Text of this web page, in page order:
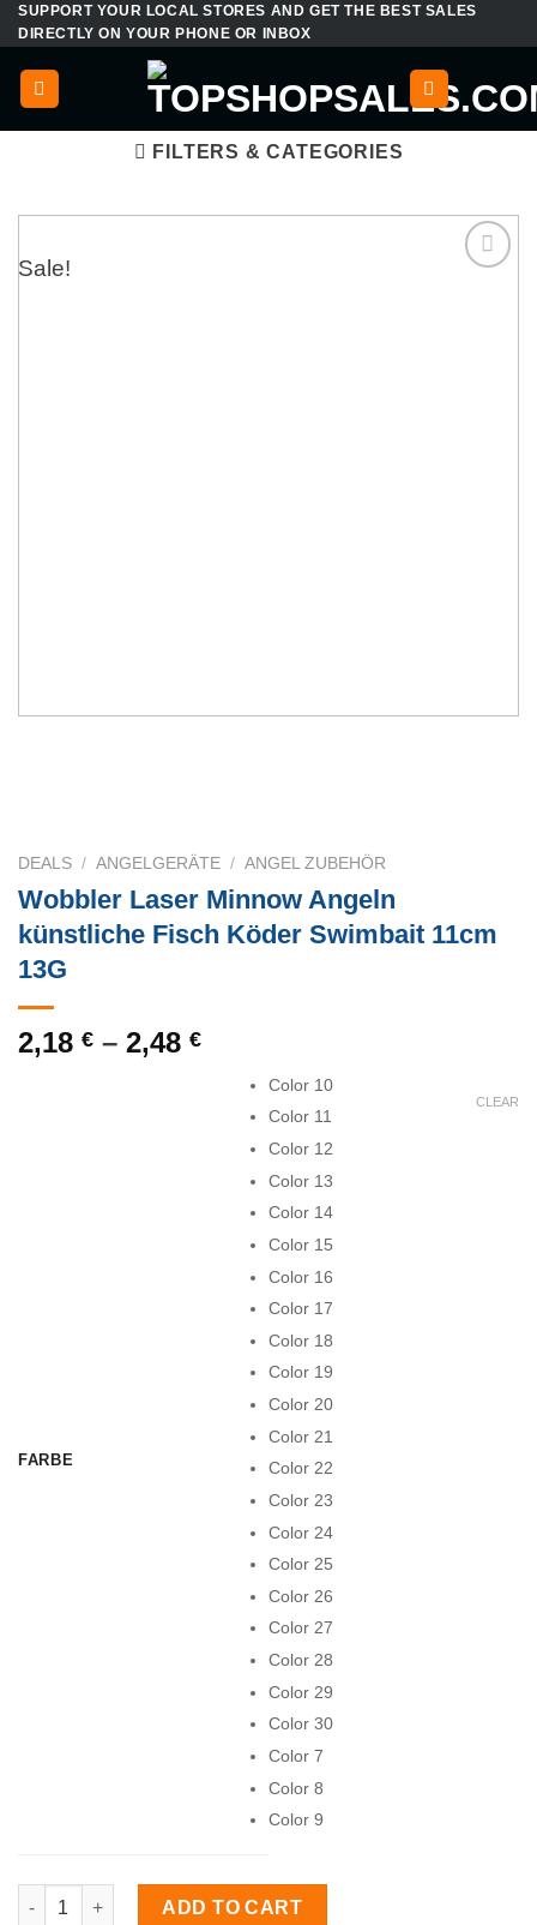
Skip
to
content
SUPPORT YOUR LOCAL STORES AND GET THE BEST SALES
DIRECTLY ON YOUR PHONE OR INBOX
FILTERS & CATEGORIES
Sale!
DEALS / ANGELGERÄTE / ANGEL ZUBEHÖR
Wobbler Laser Minnow Angeln
künstliche Fisch Köder Swimbait 11cm
13G
2,18 € – 2,48 €
FARBE
Color 10
Color 11
Color 12
Color 13
Color 14
Color 15
Color 16
Color 17
Color 18
Color 19
Color 20
Color 21
Color 22
Color 23
Color 24
Color 25
Color 26
Color 27
Color 28
Color 29
Color 30
Color 7
Color 8
Color 9
CLEAR
Wobbler Laser Minnow Angeln künstliche Fisch Köder
ADD TO CART